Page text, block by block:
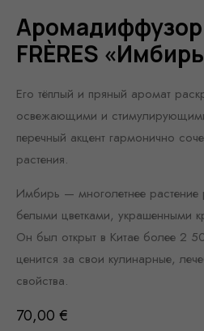
Аромадиффузор CARRIÈRE
FRÈRES
Его тёплый и пряный аромат
освежающими и
перечный акцент гармонично
растения.
Имбирь — многолетнее
белыми цветками, украшенными
Он был открыт в Китае более 2
ценится за свои кулинарные,
свойства.
70,00 €